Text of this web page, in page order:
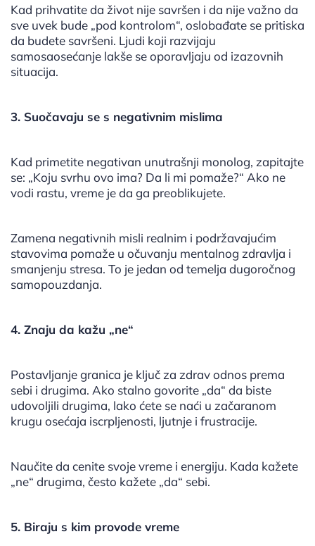
Kad prihvatite da život nije savršen i da nije važno da
sve uvek bude „pod kontrolom“, oslobađate se pritiska
da budete savršeni. Ljudi koji razvijaju
samosaosećanje lakše se oporavljaju od izazovnih
situacija.
3. Suočavaju se s negativnim mislima
Kad primetite negativan unutrašnji monolog, zapitajte
se: „Koju svrhu ovo ima? Da li mi pomaže?“ Ako ne
vodi rastu, vreme je da ga preoblikujete.
Zamena negativnih misli realnim i podržavajućim
stavovima pomaže u očuvanju mentalnog zdravlja i
smanjenju stresa. To je jedan od temelja dugoročnog
samopouzdanja.
4. Znaju da kažu „ne“
Postavljanje granica je ključ za zdrav odnos prema
sebi i drugima. Ako stalno govorite „da“ da biste
udovoljili drugima, lako ćete se naći u začaranom
krugu osećaja iscrpljenosti, ljutnje i frustracije.
Naučite da cenite svoje vreme i energiju. Kada kažete
„ne“ drugima, često kažete „da“ sebi.
5. Biraju s kim provode vreme